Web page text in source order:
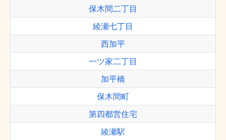
保木間二丁目
綾瀬七丁目
西加平
一ツ家二丁目
加平橋
保木間町
第四都営住宅
綾瀬駅